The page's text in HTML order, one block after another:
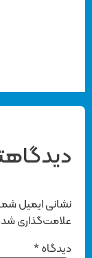
نشانی ایمیل شما
علامت‌گذاری شده‌اند
دیدگاه*